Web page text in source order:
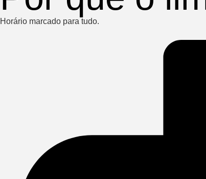
Horário marcado para tudo.